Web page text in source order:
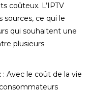
coûteux. L’IPTV
ce qui le
qui souhaitent une
plusieurs
: Avec le coût de la vie